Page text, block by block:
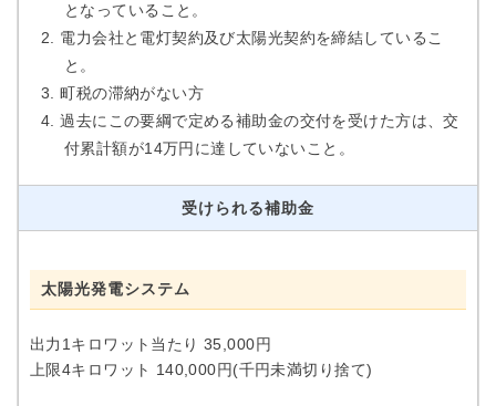
となっていること。
電力会社と電灯契約及び太陽光契約を締結しているこ
と。
町税の滞納がない方
過去にこの要綱で定める補助金の交付を受けた方は、交
付累計額が14万円に達していないこと。
受けられる補助金
太陽光発電システム
出力1キロワット当たり 35,000円
上限4キロワット 140,000円(千円未満切り捨て)